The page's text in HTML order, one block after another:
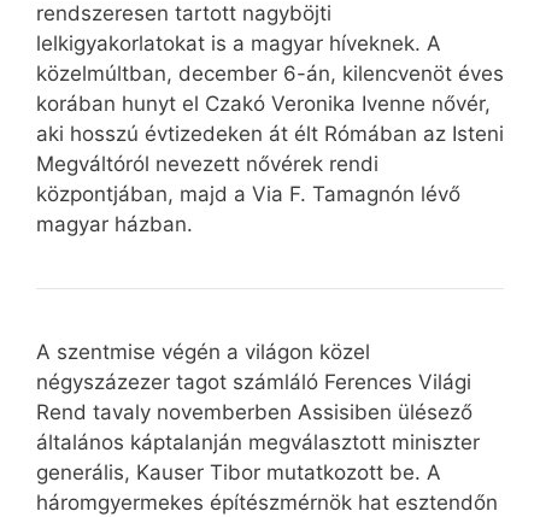
rendszeresen tartott nagyböjti
lelkigyakorlatokat is a magyar híveknek. A
közelmúltban, december 6-án, kilencvenöt éves
korában hunyt el Czakó Veronika Ivenne nővér,
aki hosszú évtizedeken át élt Rómában az Isteni
Megváltóról nevezett nővérek rendi
központjában, majd a Via F. Tamagnón lévő
magyar házban.
A szentmise végén a világon közel
négyszázezer tagot számláló Ferences Világi
Rend tavaly novemberben Assisiben ülésező
általános káptalanján megválasztott miniszter
generális, Kauser Tibor mutatkozott be. A
háromgyermekes építészmérnök hat esztendőn